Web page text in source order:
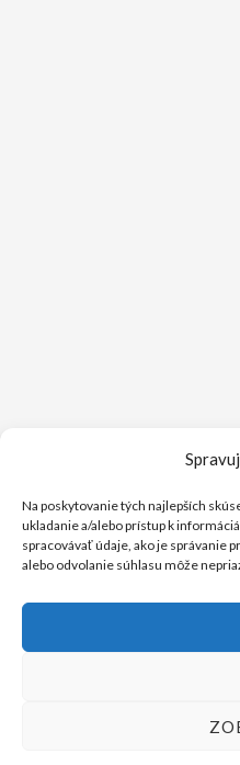
Na poskytovanie tých najlepších
ukladanie a/alebo prístup k
spracovávať údaje, ako je správanie
alebo odvolanie súhlasu môže